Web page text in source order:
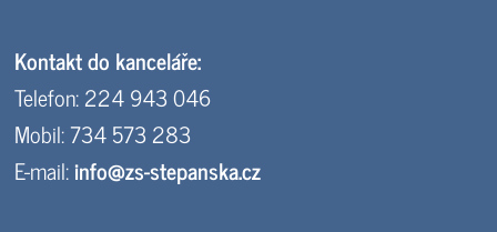
Kontakt do kanceláře:
Telefon: 224 943 046
Mobil: 734 573 283
E-mail:info@zs-stepanska.cz